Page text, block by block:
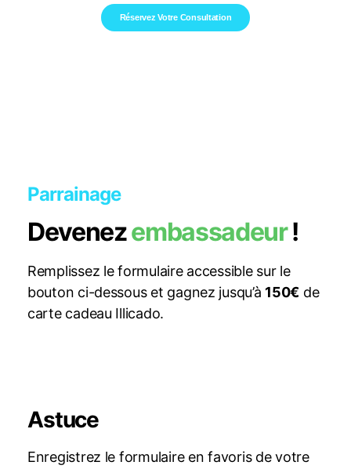
Réservez Votre Consultation
Parrainage
Devenezembassadeur!
Remplissez le formulaire accessible sur le
bouton ci-dessous et gagnez jusqu’à 150€ de
carte cadeau Illicado.
Astuce
Enregistrez le formulaire en favoris de votre